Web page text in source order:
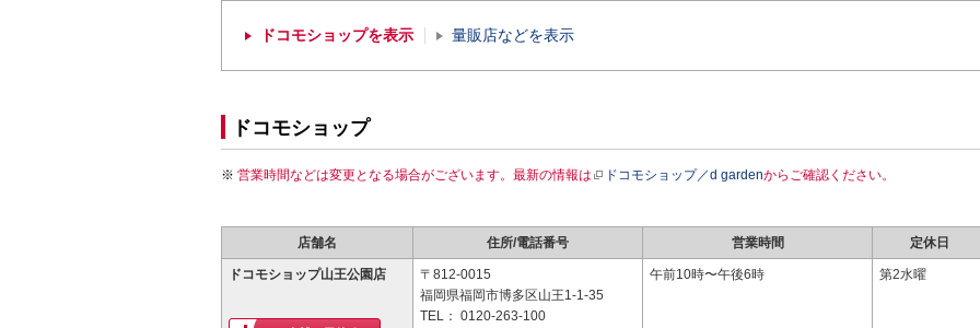
ドコモショップを表示 量販店などを表示
ドコモショップ
営業時間などは変更となる場合がございます。最新の情報は ドコモショップ／d gardenからご確認ください。
店舗名 住所/電話番号 営業時間 定休日
ドコモショップ山王公園店
〒812-0015
福岡県福岡市博多区山王1-1-35
TEL： 0120-263-100
午前10時〜午後6時 第2水曜